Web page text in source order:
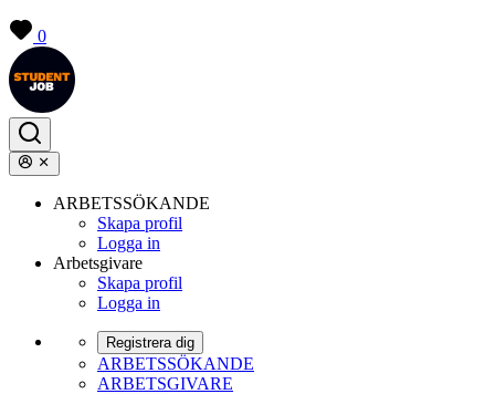
0
ARBETSSÖKANDE
Skapa profil
Logga in
Arbetsgivare
Skapa profil
Logga in
Registrera dig
ARBETSSÖKANDE
ARBETSGIVARE